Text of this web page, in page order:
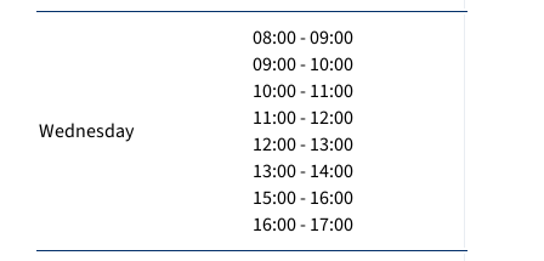
Wednesday
08:00 - 09:00
09:00 - 10:00
10:00 - 11:00
11:00 - 12:00
12:00 - 13:00
13:00 - 14:00
15:00 - 16:00
16:00 - 17:00